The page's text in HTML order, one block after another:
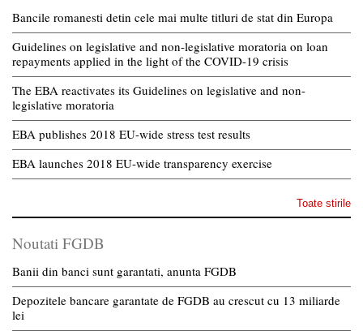
Bancile romanesti detin cele mai multe titluri de stat din Europa
Guidelines on legislative and non-legislative moratoria on loan
repayments applied in the light of the COVID-19 crisis
The EBA reactivates its Guidelines on legislative and non-
legislative moratoria
EBA publishes 2018 EU-wide stress test results
EBA launches 2018 EU-wide transparency exercise
Toate stirile
Noutati FGDB
Banii din banci sunt garantati, anunta FGDB
Depozitele bancare garantate de FGDB au crescut cu 13 miliarde
lei